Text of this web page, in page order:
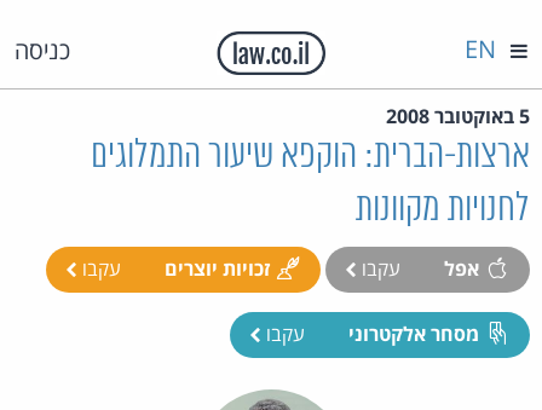
כניסה EN
5 באוקטובר 2008
ארצות-הברית: הוקפא שיעור התמלוגים
לחנויות מקוונות
אפל עקבו זכויות יוצרים עקבו
מסחר אלקטרוני עקבו